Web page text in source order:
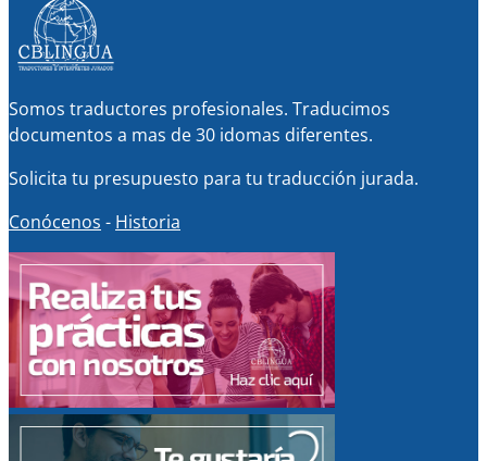
Somos traductores profesionales. Traducimos
documentos a mas de 30 idomas diferentes.
Solicita tu presupuesto para tu traducción jurada.
Conócenos - Historia